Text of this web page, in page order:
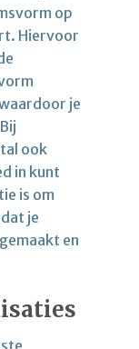
op
Hiervoor
je
ook
in kunt
is om
je
en